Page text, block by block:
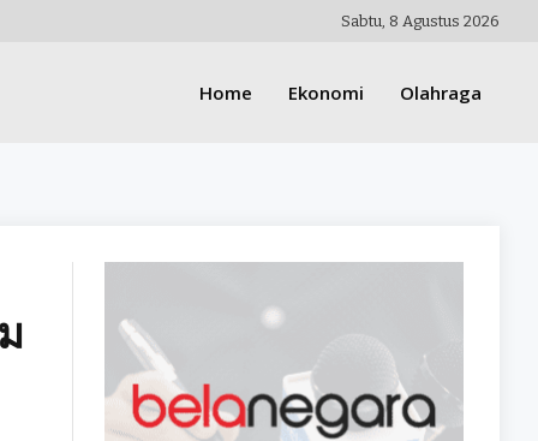
Sabtu, 8 Agustus 2026
Home Ekonomi Olahraga